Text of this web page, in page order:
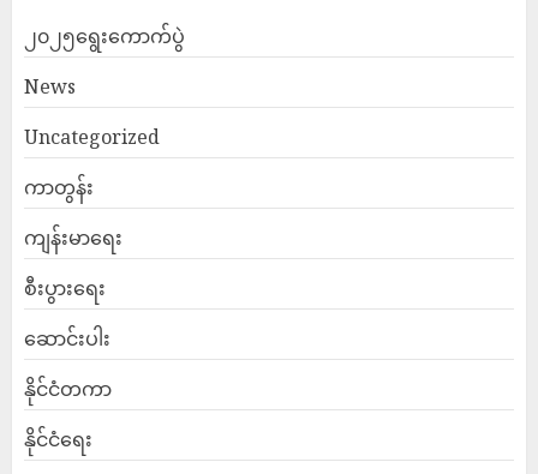
၂၀၂၅ရွေးကောက်ပွဲ
News
Uncategorized
ကာတွန်း
ကျန်းမာရေး
စီးပွားရေး
ဆောင်းပါး
နိုင်ငံတကာ
နိုင်ငံရေး